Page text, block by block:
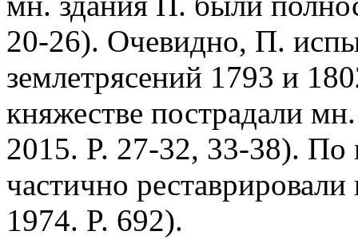
20-26). Очевидно, П.
землетрясений 1793 и
княжестве пострадали
2015. P. 27-32, 33-38).
частично
1974. P. 692).